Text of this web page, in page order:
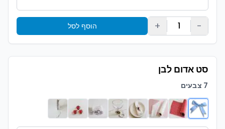
-
1
+ הוסף לסל
סט אדום לבן
7 צבעים